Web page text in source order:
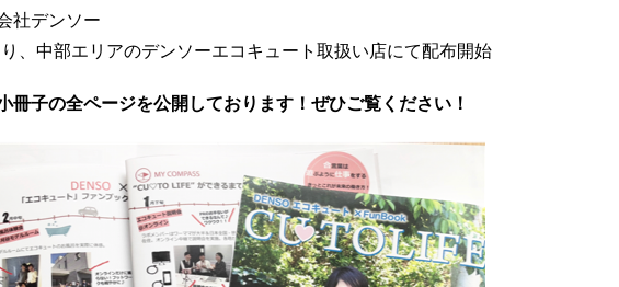
社デンソー
、中部エリアのデンソーエコキュート取扱い店にて配布開始
冊子の全ページを公開しております！ぜひご覧ください！